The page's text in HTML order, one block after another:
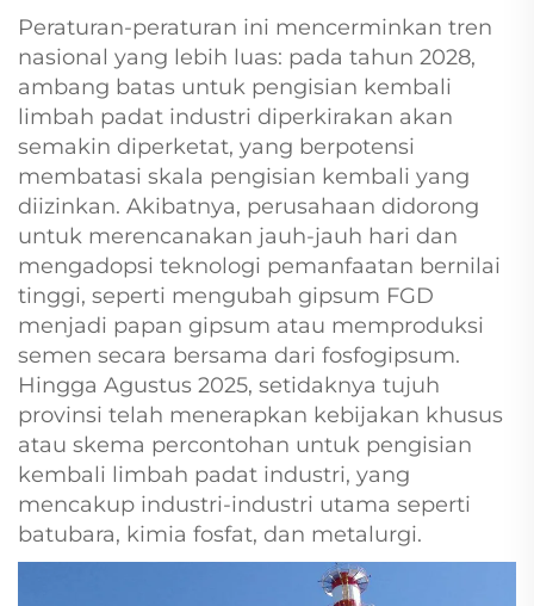
Peraturan-peraturan ini mencerminkan tren
nasional yang lebih luas: pada tahun 2028,
ambang batas untuk pengisian kembali
limbah padat industri diperkirakan akan
semakin diperketat, yang berpotensi
membatasi skala pengisian kembali yang
diizinkan. Akibatnya, perusahaan didorong
untuk merencanakan jauh-jauh hari dan
mengadopsi teknologi pemanfaatan bernilai
tinggi, seperti mengubah gipsum FGD
menjadi papan gipsum atau memproduksi
semen secara bersama dari fosfogipsum.
Hingga Agustus 2025, setidaknya tujuh
provinsi telah menerapkan kebijakan khusus
atau skema percontohan untuk pengisian
kembali limbah padat industri, yang
mencakup industri-industri utama seperti
batubara, kimia fosfat, dan metalurgi.